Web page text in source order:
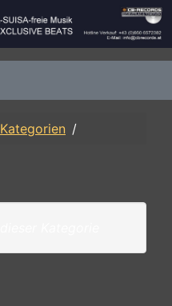
Kategorien